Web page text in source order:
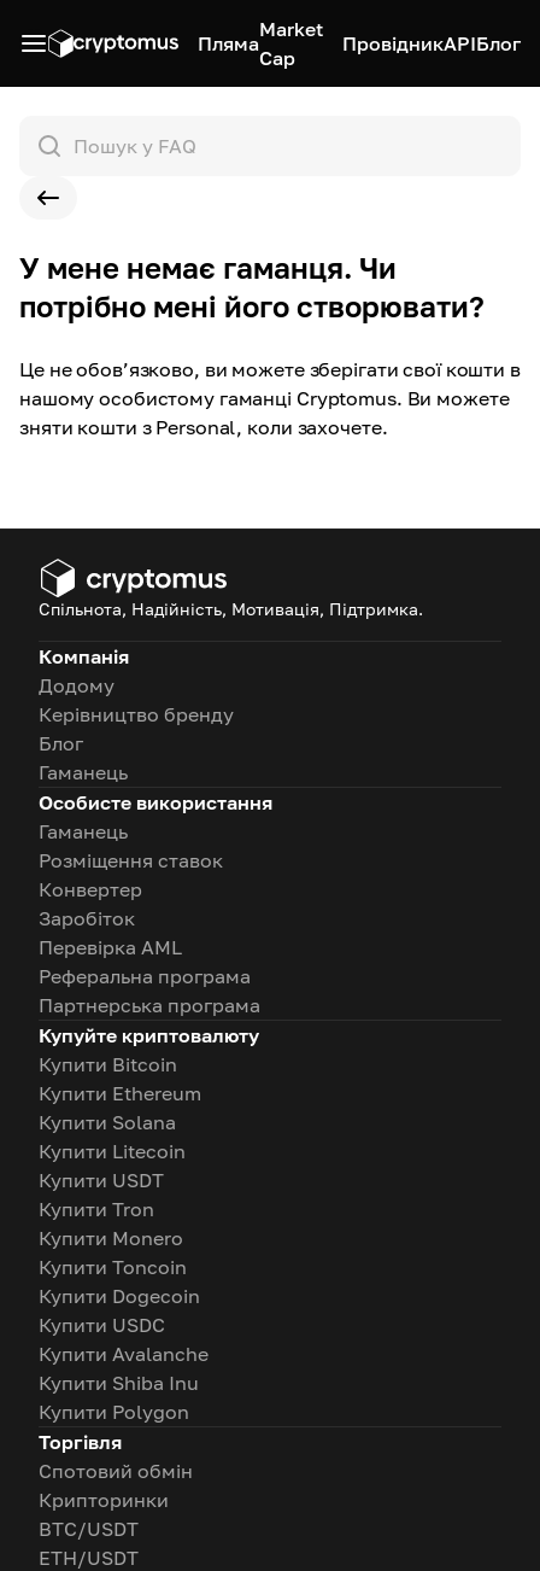
Пляма
Market
Cap
ПровідникAPIБлог
У мене немає гаманця. Чи
потрібно мені його створювати?
Це не обов’язково, ви можете зберігати свої кошти в
нашому особистому гаманці Cryptomus. Ви можете
зняти кошти з Personal, коли захочете.
Спільнота, Надійність, Мотивація, Підтримка.
Компанія
Додому
Керівництво бренду
Блог
Гаманець
Особисте використання
Гаманець
Розміщення ставок
Конвертер
Заробіток
Перевірка AML
Реферальна програма
Партнерська програма
Купуйте криптовалюту
Купити Bitcoin
Купити Ethereum
Купити Solana
Купити Litecoin
Купити USDT
Купити Tron
Купити Monero
Купити Toncoin
Купити Dogecoin
Купити USDC
Купити Avalanche
Купити Shiba Inu
Купити Polygon
Торгівля
Спотовий обмін
Крипторинки
BTC/USDT
ETH/USDT